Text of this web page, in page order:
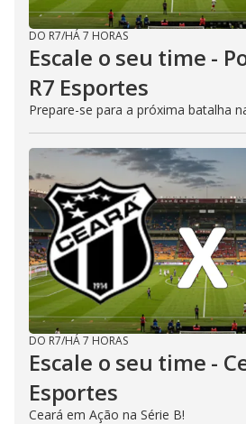
DO R7/HÁ 7 HORAS
Escale o seu time -
R7 Esportes
Prepare-se para a próxima batalha
DO R7/HÁ 7 HORAS
Escale o seu time -
Esportes
Ceará em Ação na Série B!